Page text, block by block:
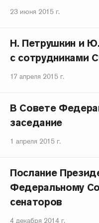
23 июня 2015 г.
Н. Петрушкин и
с сотрудниками
17 апреля 2015 г.
В Совете
заседание
1 апреля 2015 г.
Послание
Федеральному
сенаторов
4 декабря 2014 г.